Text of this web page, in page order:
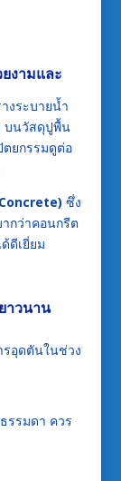
งามและ
งระบายน้ำ
บนวัสดุปูพื้น
ตยกรรมดูต่อ
ซึ่ง
กว่าคอนกรีต
ดีเยี่ยม
าวนาน
รอุดตันในช่วง
รรมดา ควร